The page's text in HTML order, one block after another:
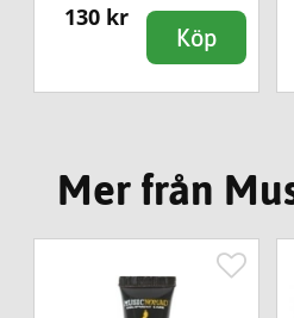
130 kr
Köp
Mer från